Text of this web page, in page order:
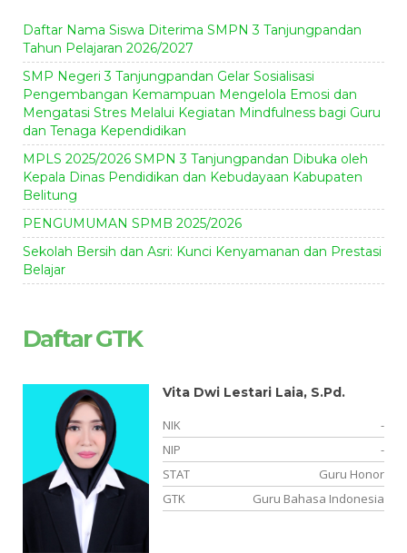
Daftar Nama Siswa Diterima SMPN 3 Tanjungpandan
Tahun Pelajaran 2026/2027
SMP Negeri 3 Tanjungpandan Gelar Sosialisasi
Pengembangan Kemampuan Mengelola Emosi dan
Mengatasi Stres Melalui Kegiatan Mindfulness bagi Guru
dan Tenaga Kependidikan
MPLS 2025/2026 SMPN 3 Tanjungpandan Dibuka oleh
Kepala Dinas Pendidikan dan Kebudayaan Kabupaten
Belitung
PENGUMUMAN SPMB 2025/2026
Sekolah Bersih dan Asri: Kunci Kenyamanan dan Prestasi
Belajar
Daftar GTK
Vita Dwi Lestari Laia, S.Pd.
NIK
-
NIP
-
STAT
Guru Honor
GTK
Guru Bahasa Indonesia